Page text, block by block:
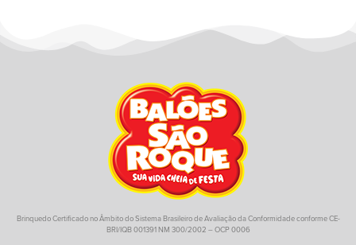
Brinquedo Certificado no Âmbito do Sistema Brasileiro de Avaliação da Conformidade conforme CE-
BRI/IQB 001391 NM 300/2002 – OCP 0006